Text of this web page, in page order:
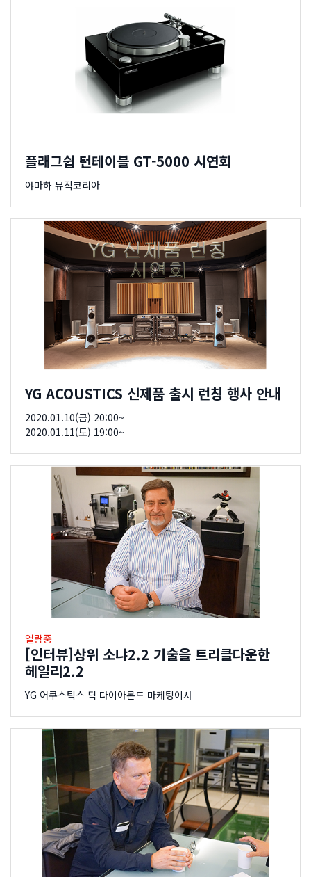
플래그쉽 턴테이블 GT-5000 시연회
야마하 뮤직코리아
YG ACOUSTICS 신제품 출시 런칭 행사 안내
2020.01.10(금) 20:00~
2020.01.11(토) 19:00~
열람중
[인터뷰]상위 소냐2.2 기술을 트리클다운한
헤일리2.2
YG 어쿠스틱스 딕 다이아몬드 마케팅이사